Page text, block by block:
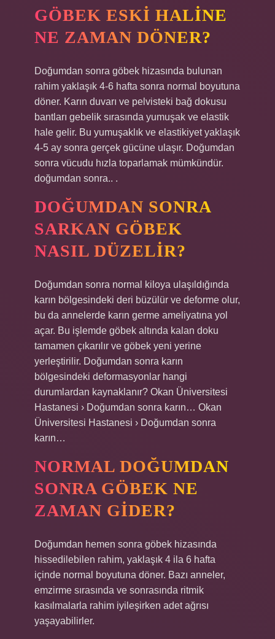
GÖBEK ESKI HALINE
NE ZAMAN DÖNER?
Doğumdan sonra göbek hizasında bulunan
rahim yaklaşık 4-6 hafta sonra normal boyutuna
döner. Karın duvarı ve pelvisteki bağ dokusu
bantları gebelik sırasında yumuşak ve elastik
hale gelir. Bu yumuşaklık ve elastikiyet yaklaşık
4-5 ay sonra gerçek gücüne ulaşır. Doğumdan
sonra vücudu hızla toparlamak mümkündür.
doğumdan sonra.. .
DOĞUMDAN SONRA
SARKAN GÖBEK
NASIL DÜZELIR?
Doğumdan sonra normal kiloya ulaşıldığında
karın bölgesindeki deri büzülür ve deforme olur,
bu da annelerde karın germe ameliyatına yol
açar. Bu işlemde göbek altında kalan doku
tamamen çıkarılır ve göbek yeni yerine
yerleştirilir. Doğumdan sonra karın
bölgesindeki deformasyonlar hangi
durumlardan kaynaklanır? Okan Üniversitesi
Hastanesi › Doğumdan sonra karın… Okan
Üniversitesi Hastanesi › Doğumdan sonra
karın…
NORMAL DOĞUMDAN
SONRA GÖBEK NE
ZAMAN GIDER?
Doğumdan hemen sonra göbek hizasında
hissedilebilen rahim, yaklaşık 4 ila 6 hafta
içinde normal boyutuna döner. Bazı anneler,
emzirme sırasında ve sonrasında ritmik
kasılmalarla rahim iyileşirken adet ağrısı
yaşayabilirler.